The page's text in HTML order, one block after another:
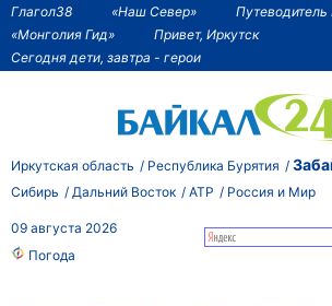
Глагол38 «Наш Север»
Путеводитель
«Монголия Гид»
Привет, Иркутск
Сегодня дети, завтра - герои
Иркутская область Республика Бурятия
Сибирь Дальний Восток АТР Россия и Мир
09 августа 2026
Погода